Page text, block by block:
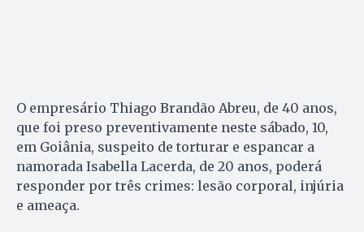
O empresário Thiago Brandão Abreu, de 40 anos,
que foi preso preventivamente neste sábado, 10,
em Goiânia, suspeito de torturar e espancar a
namorada Isabella Lacerda, de 20 anos, poderá
responder por três crimes: lesão corporal, injúria
e ameaça.